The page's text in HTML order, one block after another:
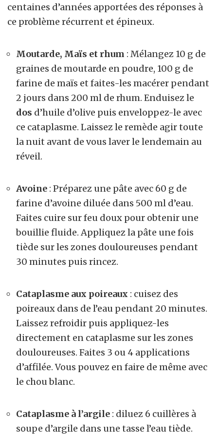
centaines d’années apportées des réponses à
ce problème récurrent et épineux.
Moutarde, Maïs et rhum : Mélangez 10 g de
graines de moutarde en poudre, 100 g de
farine de maïs et faites-les macérer pendant
2 jours dans 200 ml de rhum. Enduisez le
dos d’huile d’olive puis enveloppez-le avec
ce cataplasme. Laissez le remède agir toute
la nuit avant de vous laver le lendemain au
réveil.
Avoine : Préparez une pâte avec 60 g de
farine d’avoine diluée dans 500 ml d’eau.
Faites cuire sur feu doux pour obtenir une
bouillie fluide. Appliquez la pâte une fois
tiède sur les zones douloureuses pendant
30 minutes puis rincez.
Cataplasme aux poireaux : cuisez des
poireaux dans de l’eau pendant 20 minutes.
Laissez refroidir puis appliquez-les
directement en cataplasme sur les zones
douloureuses. Faites 3 ou 4 applications
d’affilée. Vous pouvez en faire de même avec
le chou blanc.
Cataplasme à l’argile : diluez 6 cuillères à
soupe d’argile dans une tasse l’eau tiède.